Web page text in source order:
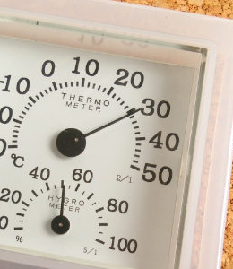
ョン